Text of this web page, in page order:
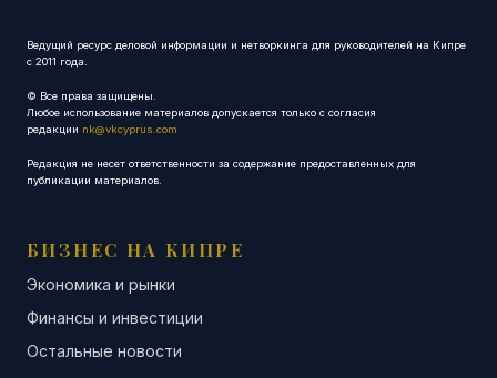
Ведущий ресурс деловой информации и нетворкинга для руководителей на Кипре
с 2011 года.
© Все права защищены.
Любое использование материалов допускается только с согласия
редакции nk@vkcyprus.com
Редакция не несет ответственности за содержание предоставленных для
публикации материалов.
БИЗНЕС НА КИПРЕ
Экономика и рынки
Финансы и инвестиции
Остальные новости